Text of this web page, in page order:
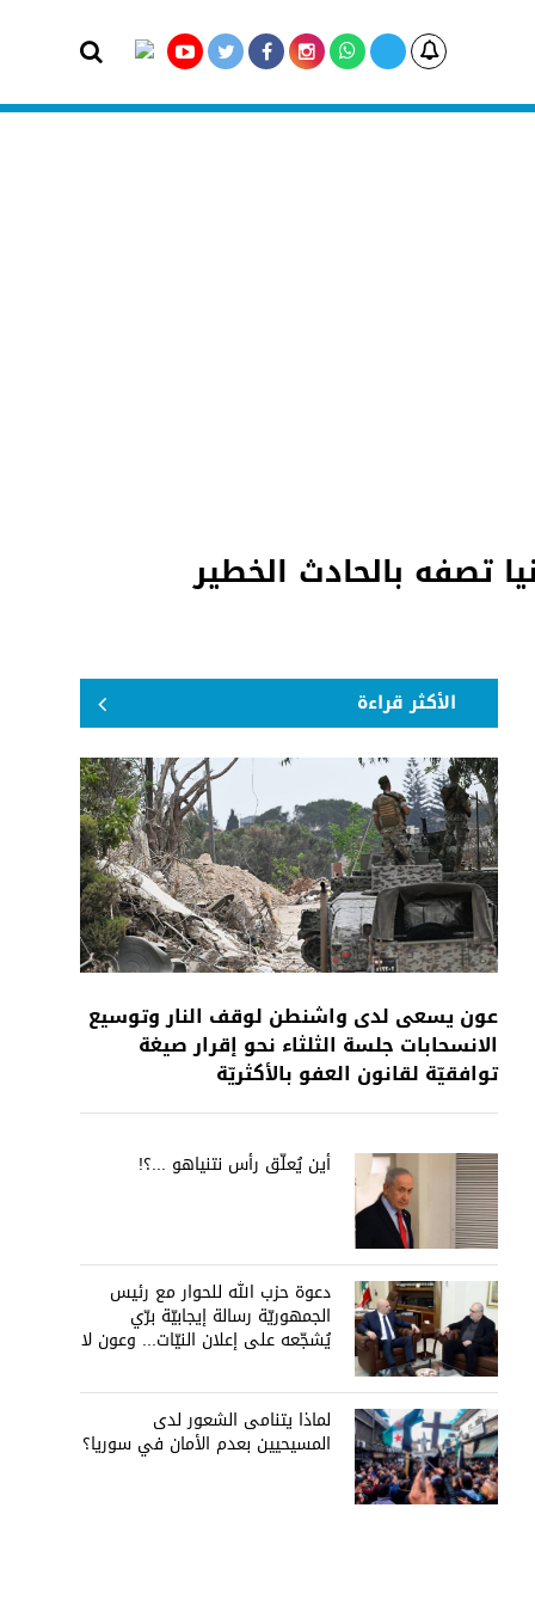
تصفه بالحادث الخطير
الأكثر قراءة
عون يسعى لدى واشنطن لوقف النار وتوسيع
الانسحابات جلسة الثلثاء نحو إقرار صيغة
توافقيّة لقانون العفو بالأكثريّة
أين يُعلّق رأس نتنياهو ...؟!
دعوة حزب الله للحوار مع رئيس
الجمهوريّة رسالة إيجابيّة برّي
يُشجّعه على إعلان النيّات... وعون لا
لماذا يتنامى الشعور لدى
المسيحيين بعدم الأمان في سوريا؟